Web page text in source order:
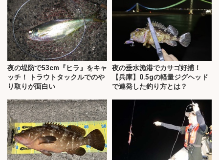
夜の堤防で53cm『ヒラ』をキャ
ッチ！ トラウトタックルでのや
り取りが面白い
夜の垂水漁港でカサゴ好捕！
【兵庫】0.5gの軽量ジグヘッド
で連発した釣り方とは？